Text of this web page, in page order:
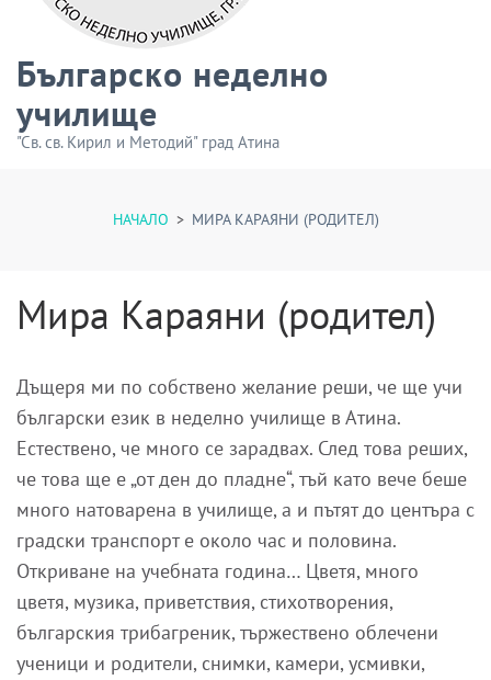
Българско неделно
училище
"Св. св. Кирил и Методий" град Атина
НАЧАЛО > МИРА КАРАЯНИ (РОДИТЕЛ)
Мира Караяни (родител)
Дъщеря ми по собствено желание реши, че ще учи
български език в неделно училище в Атина.
Естествено, че много се зарадвах. След това реших,
че това ще е „от ден до пладне“, тъй като вече беше
много натоварена в училище, а и пътят до центъра с
градски транспорт е около час и половина.
Откриване на учебната година… Цветя, много
цветя, музика, приветствия, стихотворения,
българския трибагреник, тържествено облечени
ученици и родители, снимки, камери, усмивки,